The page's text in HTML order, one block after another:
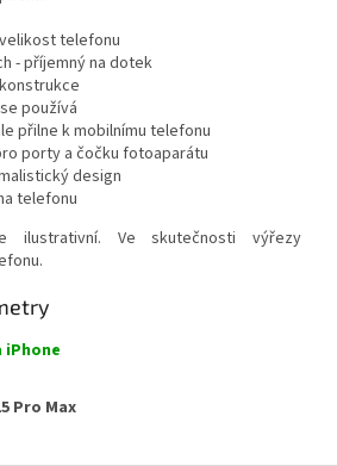
telefonu
- příjemný na dotek
používá
přilne k mobilnímu telefonu
porty a čočku fotoaparátu
design
telefonu
ilustrativní. Ve skutečnosti výřezy
iPhone
Pro Max